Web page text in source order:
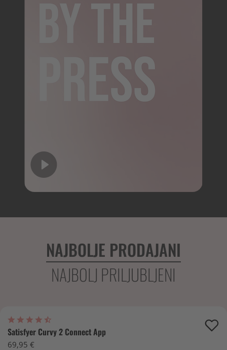
NAJBOLJE PRODAJANI
NAJBOLJ PRILJUBLJENI
Satisfyer Curvy 2 Connect App
69,95 €